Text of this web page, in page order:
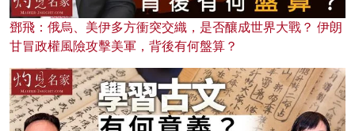
鄧飛：俄烏、美伊多方衝突交織，是否釀成世界大戰？ 伊朗
甘冒政權風險攻擊美軍，背後有何盤算？